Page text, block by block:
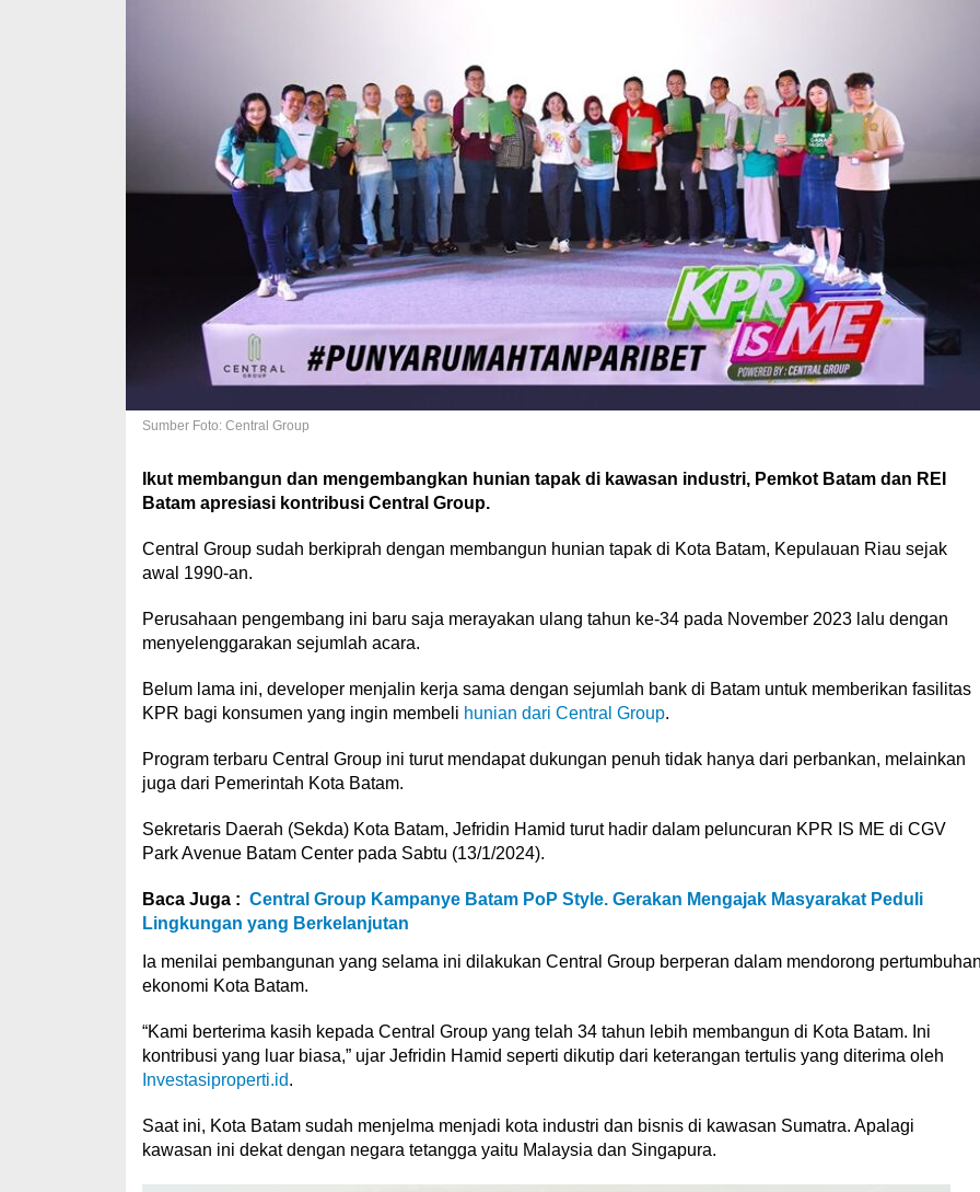
Sumber Foto: Central Group
Ikut membangun dan mengembangkan hunian tapak di kawasan industri, Pemkot Batam dan REI
Batam apresiasi kontribusi Central Group.
Central Group sudah berkiprah dengan membangun hunian tapak di Kota Batam, Kepulauan Riau sejak
awal 1990-an.
Perusahaan pengembang ini baru saja merayakan ulang tahun ke-34 pada November 2023 lalu dengan
menyelenggarakan sejumlah acara.
Belum lama ini, developer menjalin kerja sama dengan sejumlah bank di Batam untuk memberikan fasilitas
KPR bagi konsumen yang ingin membeli hunian dari Central Group.
Program terbaru Central Group ini turut mendapat dukungan penuh tidak hanya dari perbankan, melainkan
juga dari Pemerintah Kota Batam.
Sekretaris Daerah (Sekda) Kota Batam, Jefridin Hamid turut hadir dalam peluncuran KPR IS ME di CGV
Park Avenue Batam Center pada Sabtu (13/1/2024).
Baca Juga : Central Group Kampanye Batam PoP Style. Gerakan Mengajak Masyarakat Peduli
Lingkungan yang Berkelanjutan
Ia menilai pembangunan yang selama ini dilakukan Central Group berperan dalam mendorong
ekonomi Kota Batam.
“Kami berterima kasih kepada Central Group yang telah 34 tahun lebih membangun di Kota Batam. Ini
kontribusi yang luar biasa,” ujar Jefridin Hamid seperti dikutip dari keterangan tertulis yang diterima oleh
Investasiproperti.id.
Saat ini, Kota Batam sudah menjelma menjadi kota industri dan bisnis di kawasan Sumatra. Apalagi
kawasan ini dekat dengan negara tetangga yaitu Malaysia dan Singapura.